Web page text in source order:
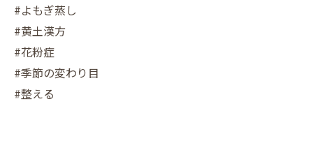
#よもぎ蒸し
#黄土漢方
#花粉症
#季節の変わり目
#整える